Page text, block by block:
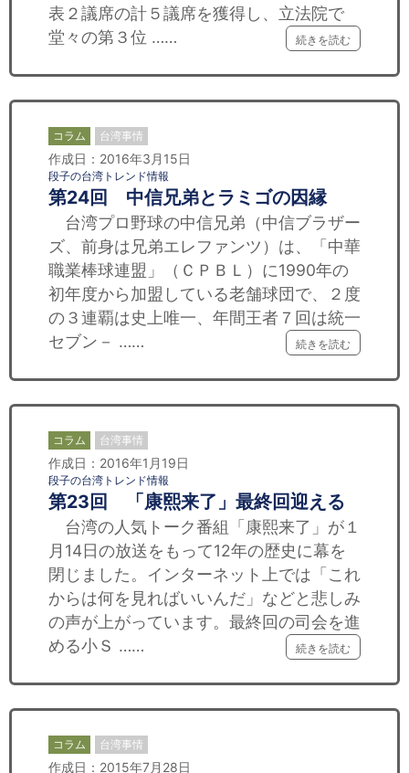
表２議席の計５議席を獲得し、立法院で
堂々の第３位 ……
続きを読む
コラム 台湾事情
作成日：2016年3月15日
段子の台湾トレンド情報
第24回 中信兄弟とラミゴの因縁
台湾プロ野球の中信兄弟（中信ブラザー
ズ、前身は兄弟エレファンツ）は、「中華
職業棒球連盟」（ＣＰＢＬ）に1990年の
初年度から加盟している老舗球団で、２度
の３連覇は史上唯一、年間王者７回は統一
セブン－ ……
続きを読む
コラム 台湾事情
作成日：2016年1月19日
段子の台湾トレンド情報
第23回 「康熙来了」最終回迎える
台湾の人気トーク番組「康熙来了」が１
月14日の放送をもって12年の歴史に幕を
閉じました。インターネット上では「これ
からは何を見ればいいんだ」などと悲しみ
の声が上がっています。最終回の司会を進
める小Ｓ ……
続きを読む
コラム 台湾事情
作成日：2015年7月28日